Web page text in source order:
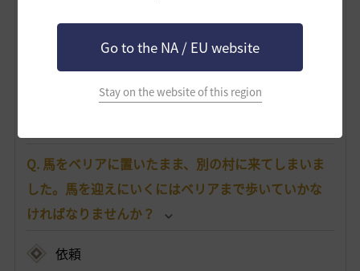
Go to the NA / EU website
Stay on the website of this region
Q. 馬はどこで手に入りますか？
Q. 馬が死んでしまいました。どうすればいいです
Q. 馬をベリアに置いたまま、別の村に来てしまいま
した。馬を迎えにいくにはベリアまで歩いていかな
ければなりませんか？
依頼